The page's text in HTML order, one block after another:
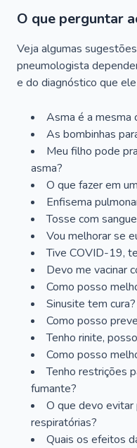
O que perguntar
Veja algumas
pneumologista
e do diagnóstico que
Asma é a mesma
As bombinhas
Meu filho pode
asma?
O que fazer em
Enfisema
Tosse com
Vou melhorar se
Tive COVID-19,
Devo me vacinar
Como posso
Sinusite tem cura?
Como posso
Tenho rinite,
Como posso
Tenho restrições
fumante?
O que devo evitar
respiratórias?
Quais os efeitos